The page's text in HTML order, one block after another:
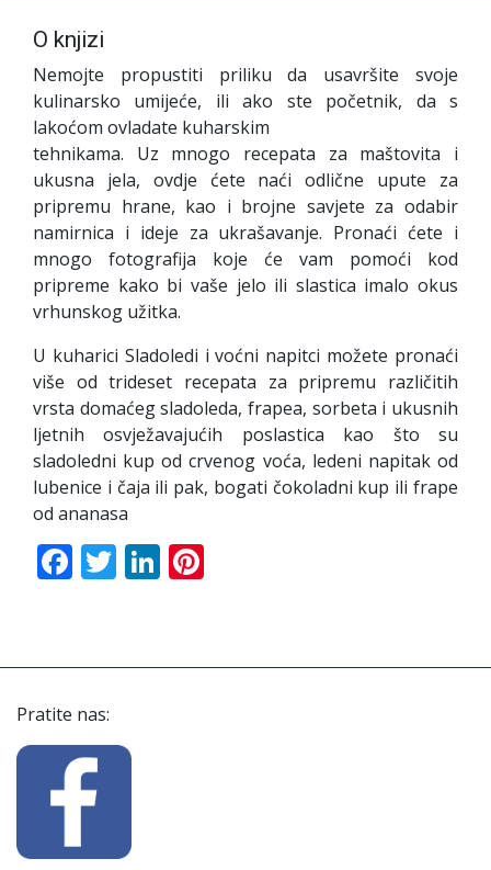
O knjizi
Nemojte propustiti priliku da usavršite svoje
kulinarsko umijeće, ili ako ste početnik, da s
lakoćom ovladate kuharskim
tehnikama. Uz mnogo recepata za maštovita i
ukusna jela, ovdje ćete naći odlične upute za
pripremu hrane, kao i brojne savjete za odabir
namirnica i ideje za ukrašavanje. Pronaći ćete i
mnogo fotografija koje će vam pomoći kod
pripreme kako bi vaše jelo ili slastica imalo okus
vrhunskog užitka.
U kuharici Sladoledi i voćni napitci možete pronaći
više od trideset recepata za pripremu različitih
vrsta domaćeg sladoleda, frapea, sorbeta i ukusnih
ljetnih osvježavajućih poslastica kao što su
sladoledni kup od crvenog voća, ledeni napitak od
lubenice i čaja ili pak, bogati čokoladni kup ili frape
od ananasa
Facebook
TwitterLinkedIn
Pratite nas: